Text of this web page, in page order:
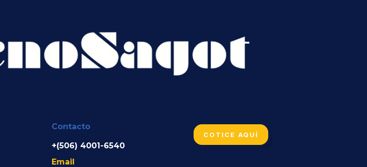
Contacto
+(506) 4001-6540
Email
COTICE AQUÍ